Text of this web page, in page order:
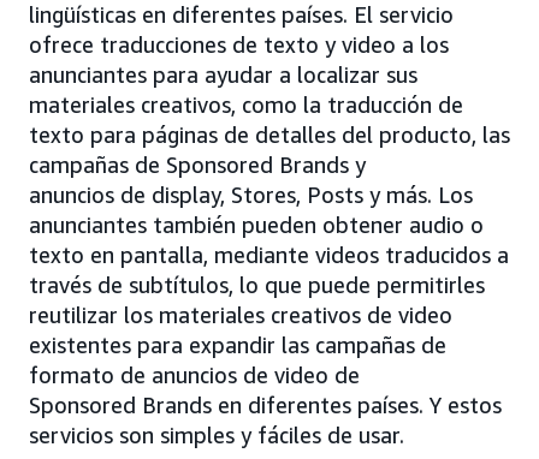
lingüísticas en diferentes países. El servicio
ofrece traducciones de texto y video a los
anunciantes para ayudar a localizar sus
materiales creativos, como la traducción de
texto para páginas de detalles del producto, las
campañas de Sponsored Brands y
anuncios de display, Stores, Posts y más. Los
anunciantes también pueden obtener audio o
texto en pantalla, mediante videos traducidos a
través de subtítulos, lo que puede permitirles
reutilizar los materiales creativos de video
existentes para expandir las campañas de
formato de anuncios de video de
Sponsored Brands en diferentes países. Y estos
servicios son simples y fáciles de usar.